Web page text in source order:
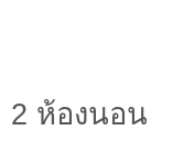
2 ห้องนอน